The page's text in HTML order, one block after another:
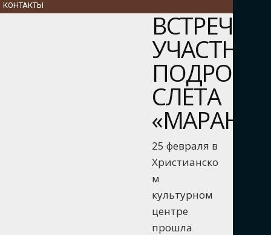
КОНТАКТЫ
ВСТРЕЧА
СЛЕТА
25 февраля в
Христианско
м
культурном
центре
прошла